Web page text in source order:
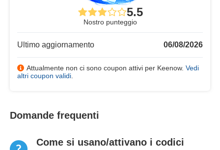
5.5
Nostro punteggio
Ultimo aggiornamento 06/08/2026
Attualmente non ci sono coupon attivi per Keenow. Vedi
altri coupon validi
Domande frequenti
Come si usano/attivano i codici